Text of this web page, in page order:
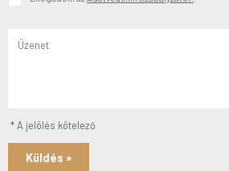
* A jelölés kötelező
Küldés »